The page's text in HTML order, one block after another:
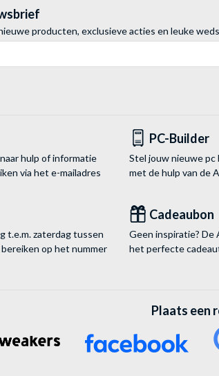
producten, exclusieve acties en leuke
hulp of informatie
via het e-mailadres
PC-Builder
Stel jouw nieuwe pc
met de hulp van de
t.e.m. zaterdag tussen
op het nummer
Cadeaubon
Geen inspiratie? De
het perfecte
Plaats een